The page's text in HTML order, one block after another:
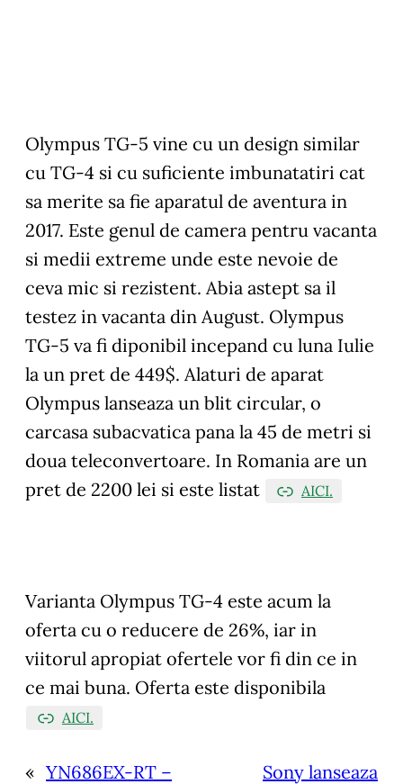
Olympus TG-5 vine cu un design similar
cu TG-4 si cu suficiente imbunatatiri cat
sa merite sa fie aparatul de aventura in
2017. Este genul de camera pentru vacanta
si medii extreme unde este nevoie de
ceva mic si rezistent. Abia astept sa il
testez in vacanta din August. Olympus
TG-5 va fi diponibil incepand cu luna Iulie
la un pret de 449$. Alaturi de aparat
Olympus lanseaza un blit circular, o
carcasa subacvatica pana la 45 de metri si
doua teleconvertoare. In Romania are un
pret de 2200 lei si este listat
AICI.
Varianta Olympus TG-4 este acum la
oferta cu o reducere de 26%, iar in
viitorul apropiat ofertele vor fi din ce in
ce mai buna. Oferta este disponibila
AICI.
« YN686EX-RT –
Sony lanseaza